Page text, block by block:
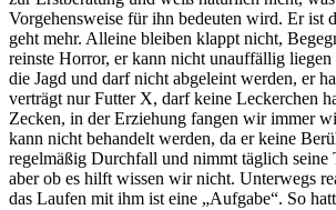
Vorgehensweise für ihn bedeuten wird. Er ist
geht mehr. Alleine bleiben klappt nicht,
reinste Horror, er kann nicht unauffällig liegen
die Jagd und darf nicht abgeleint werden, er
verträgt nur Futter X, darf keine Leckerchen
Zecken, in der Erziehung fangen wir immer
kann nicht behandelt werden, da er keine
regelmäßig Durchfall und nimmt täglich seine
aber ob es hilft wissen wir nicht. Unterwegs
das Laufen mit ihm ist eine „Aufgabe“. So